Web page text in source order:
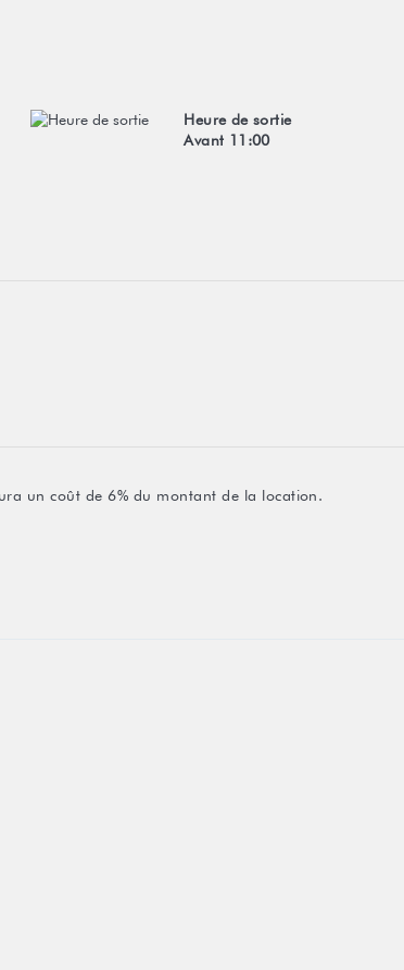
Heure de sortie
Avant 11:00
un coût de 6% du montant de la location.